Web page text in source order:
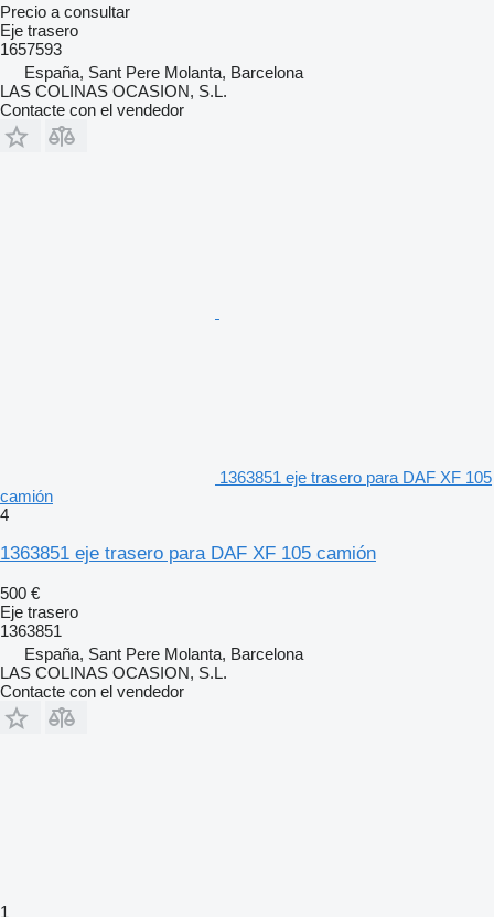
Precio a consultar
Eje trasero
1657593
España, Sant Pere Molanta, Barcelona
LAS COLINAS OCASION, S.L.
Contacte con el vendedor
1363851 eje trasero para DAF XF 105
camión
4
1363851 eje trasero para DAF XF 105 camión
500 €
Eje trasero
1363851
España, Sant Pere Molanta, Barcelona
LAS COLINAS OCASION, S.L.
Contacte con el vendedor
1